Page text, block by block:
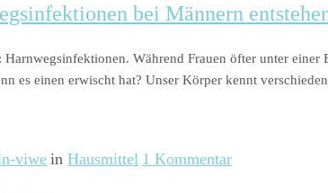
bei Männern
Während Frauen öfter unter
es einen erwischt hat? Unser Körper kennt
viwein Hausmittel 1 Kommentar